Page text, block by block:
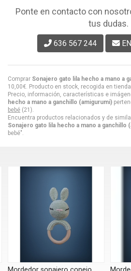
Comprar Sonajero gato lila hecho a mano a
10,00€ . Producto en stock, recogida en tienda.
Precio, información, características e
hecho a mano a ganchillo (amigurumi)
bebé (21).
Encuentra productos relacionados y de
Sonajero gato lila hecho a mano a ganchillo
bebé".
Ponte en contacto con
tus dudas.
636 567 244